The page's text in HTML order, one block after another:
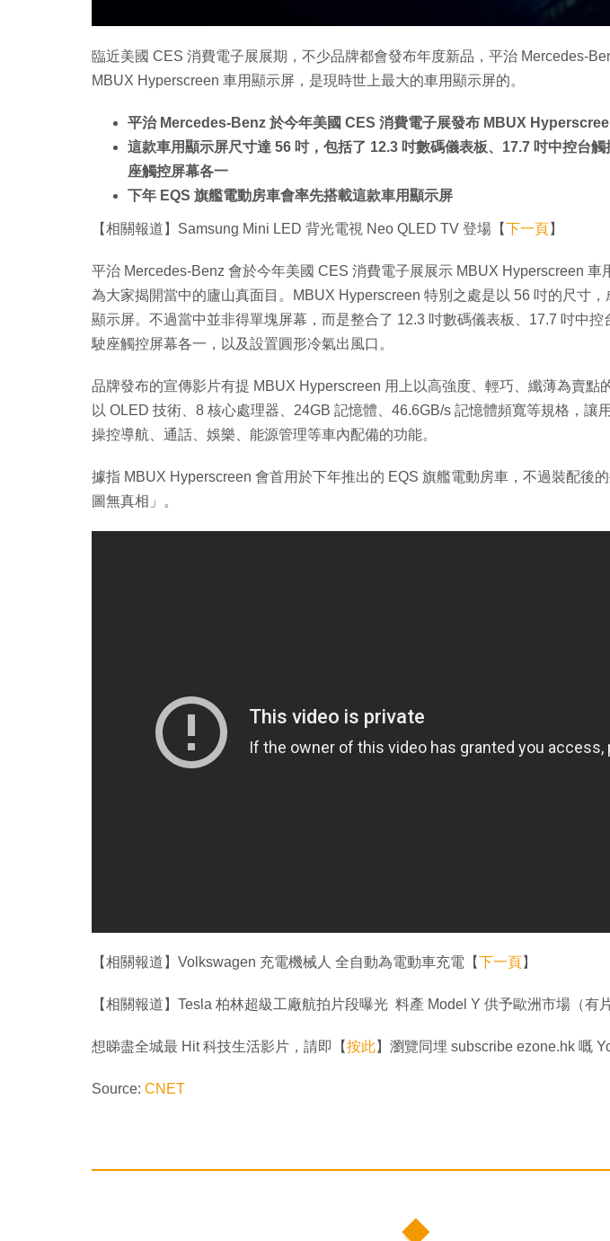
臨近美國 CES 消費電子展展期，不少品牌都會發布年度新品，平治 Mercedes-
MBUX Hyperscreen 車用顯示屏，是現時世上最大的車用顯示屏的。
平治 Mercedes-Benz 於今年美國 CES 消費電子展發布 MBUX
這款車用顯示屏尺寸達 56 吋，包括了 12.3 吋數碼儀表板、17.7 吋中控台
座觸控屏幕各一
下年 EQS 旗艦電動房車會率先搭載這款車用顯示屏
【相關報道】Samsung Mini LED 背光電視 Neo QLED TV 登場【下一頁】
平治 Mercedes-Benz 會於今年美國 CES 消費電子展展示 MBUX Hyperscreen 車
為大家揭開當中的廬山真面目。MBUX Hyperscreen 特別之處是以 56 吋的尺寸，
顯示屏。不過當中並非得單塊屏幕，而是整合了 12.3 吋數碼儀表板、17.7 吋中控
駛座觸控屏幕各一，以及設置圓形冷氣出風口。
品牌發布的宣傳影片有提 MBUX Hyperscreen 用上以高強度、輕巧、纖薄為賣點
以 OLED 技術、8 核心處理器、24GB 記憶體、46.6GB/s 記憶體頻寬等規格，讓
操控導航、通話、娛樂、能源管理等車內配備的功能。
據指 MBUX Hyperscreen 會首用於下年推出的 EQS 旗艦電動房車，不過裝配後
圖無真相」。
【相關報道】Volkswagen 充電機械人 全自動為電動車充電【下一頁】
【相關報道】Tesla 柏林超級工廠航拍片段曝光 料產 Model Y 供予歐洲市場（有
想睇盡全城最 Hit 科技生活影片，請即【按此】瀏覽同埋 subscribe ezone.hk 嘅
Source: CNET